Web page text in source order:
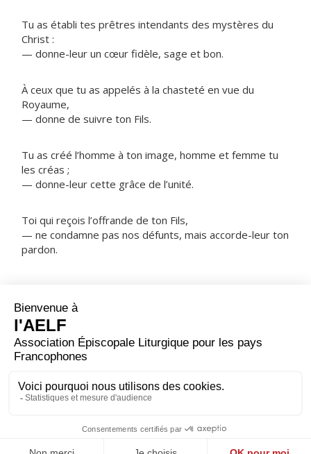
Tu as établi tes prêtres intendants des mystères du
Christ :
— donne-leur un cœur fidèle, sage et bon.
À ceux que tu as appelés à la chasteté en vue du
Royaume,
— donne de suivre ton Fils.
Tu as créé l’homme à ton image, homme et femme tu
les créas ;
— donne-leur cette grâce de l’unité.
Toi qui reçois l’offrande de ton Fils,
— ne condamne pas nos défunts, mais accorde-leur ton
pardon.
ORAISON
Pour le bien de tous et pour ta gloire, Seigneur, tu as
voulu que chaque membre de ton peuple te serve selon
trouver sa fonction dans l’Église, en vue de constituer
avec ses frères le corps de Jésus Christ. Lui qui règne.